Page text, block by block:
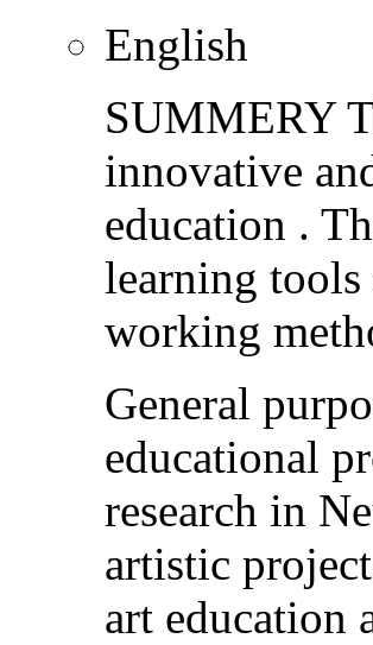
English
SUMMERY
innovative
education .
learning tools
working
General
educational
research in
artistic
art education